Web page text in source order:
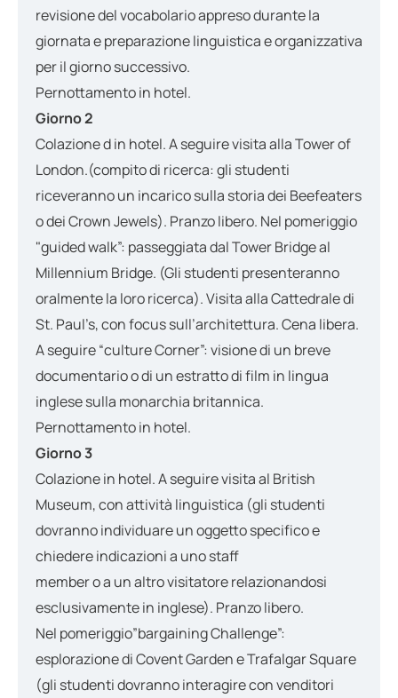
revisione del vocabolario appreso durante la
giornata e preparazione linguistica e organizzativa
per il giorno successivo.
Pernottamento in hotel.
Giorno 2
Colazione d in hotel. A seguire visita alla Tower of
London.(compito di ricerca: gli studenti
riceveranno un incarico sulla storia dei Beefeaters
o dei Crown Jewels). Pranzo libero. Nel pomeriggio
"guided walk”: passeggiata dal Tower Bridge al
Millennium Bridge. (Gli studenti presenteranno
oralmente la loro ricerca). Visita alla Cattedrale di
St. Paul’s, con focus sull’architettura. Cena libera.
A seguire “culture Corner”: visione di un breve
documentario o di un estratto di film in lingua
inglese sulla monarchia britannica.
Pernottamento in hotel.
Giorno 3
Colazione in hotel. A seguire visita al British
Museum, con attività linguistica (gli studenti
dovranno individuare un oggetto specifico e
chiedere indicazioni a uno staff
member o a un altro visitatore relazionandosi
esclusivamente in inglese). Pranzo libero.
Nel pomeriggio”bargaining Challenge”:
esplorazione di Covent Garden e Trafalgar Square
(gli studenti dovranno interagire con venditori